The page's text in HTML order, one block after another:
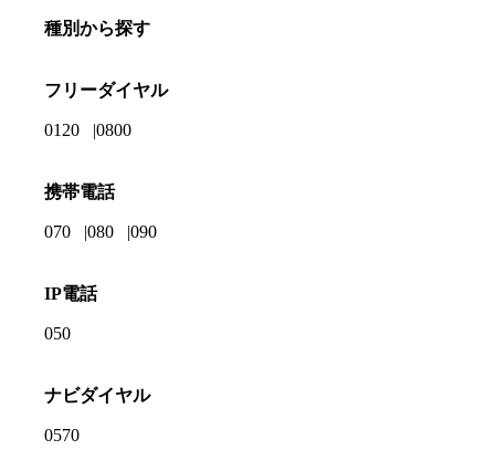
種別から探す
フリーダイヤル
0120 0800
携帯電話
070 080 090
IP電話
050
ナビダイヤル
0570